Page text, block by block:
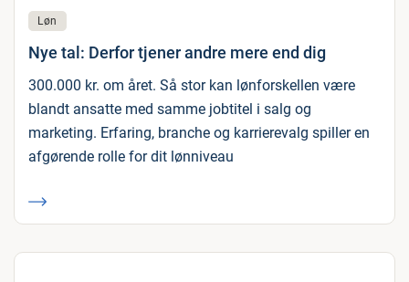
Løn
Nye tal: Derfor tjener andre mere end dig
300.000 kr. om året. Så stor kan lønforskellen være
blandt ansatte med samme jobtitel i salg og
marketing. Erfaring, branche og karrierevalg spiller en
afgørende rolle for dit lønniveau